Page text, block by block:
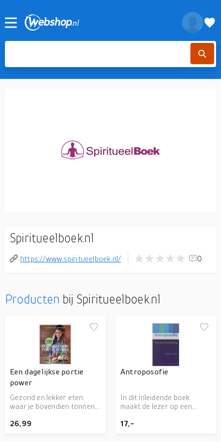
Spiritueelboek.nl
https://www.spiritueelboek.nl/ 0
Producten bij Spiritueelboek.nl
Een dagelijkse portie
power
Gezond en lekker eten
waar je bovendien tonnen
vanaf nu met Een
26,99
Antroposofie
In dit inleidende boek
maakt de lezer op een
Rudolf Steiners
17,-